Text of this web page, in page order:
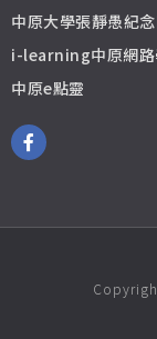
中原大學張靜愚紀
i-learning中原網路
中原e點靈